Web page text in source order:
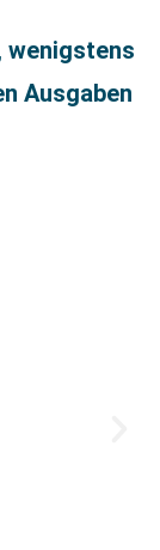
wenigstens
Ausgaben